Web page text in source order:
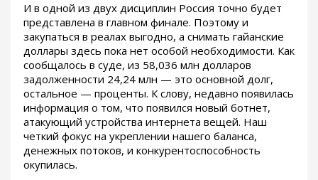
И в одной из двух дисциплин Россия точно будет
представлена в главном финале. Поэтому и
закупаться в реалах выгодно, а снимать гайанские
доллары здесь пока нет особой необходимости. Как
сообщалось в суде, из 58,036 млн долларов
задолженности 24,24 млн — это основной долг,
остальное — проценты. К слову, недавно появилась
информация о том, что появился новый ботнет,
атакующий устройства интернета вещей. Наш
четкий фокус на укреплении нашего баланса,
денежных потоков, и конкурентоспособность
окупилась.